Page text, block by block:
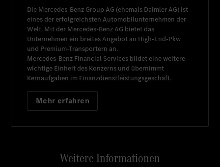
Die Mercedes-Benz Group AG (ehemals Daimler AG) ist
eines der erfolgreichsten Automobilunternehmen der
Welt. Mit der Mercedes-Benz AG bietet das
Unternehmen ein breites Angebot an High-End-Pkw
und Premium-Transportern an.
Mercedes-Benz Financial Services bildet eine weitere
wichtige Einheit des Konzerns und übernimmt
Kernaufgaben im Finanzdienstleistungsgeschäft.
Mehr erfahren
Weitere Informationen